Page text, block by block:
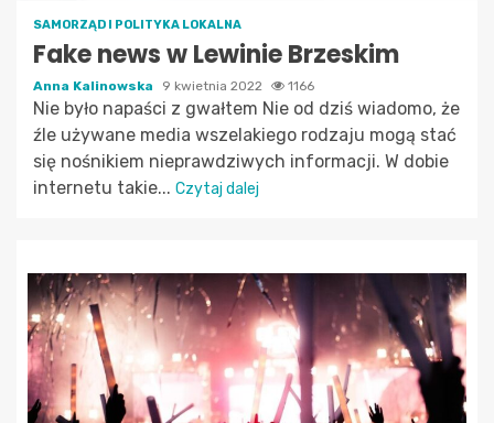
SAMORZĄD I POLITYKA LOKALNA
Fake news w Lewinie Brzeskim
Anna Kalinowska 9 kwietnia 2022 1166
Nie było napaści z gwałtem Nie od dziś wiadomo, że
źle używane media wszelakiego rodzaju mogą stać
się nośnikiem nieprawdziwych informacji. W dobie
internetu takie... Czytaj dalej